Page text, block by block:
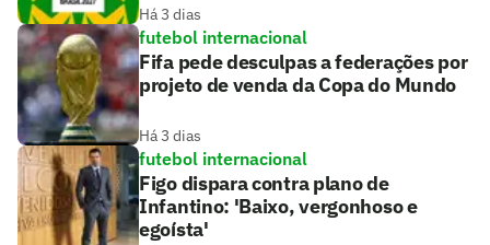
Há 3 dias
futebol internacional
Fifa pede desculpas a federações por
projeto de venda da Copa do Mundo
Há 3 dias
futebol internacional
Figo dispara contra plano de
Infantino: 'Baixo, vergonhoso e
egoísta'